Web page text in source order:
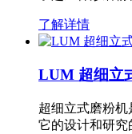
了解详情
LUM 超细立
超细立式磨粉机
它的设计和研究